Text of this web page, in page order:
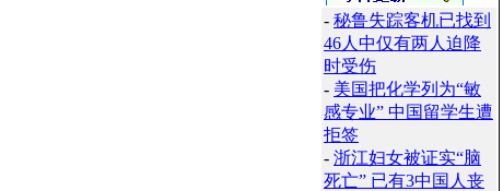
- 秘鲁失踪客机已找到
46人中仅有两人迫降
时受伤
- 美国把化学列为“敏
感专业” 中国留学生遭
拒签
- 浙江妇女被证实“脑
死亡” 已有3中国人丧